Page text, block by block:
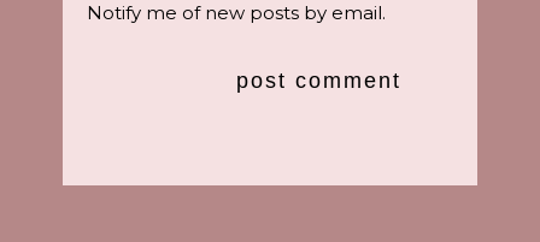
Notify me of new posts by email.